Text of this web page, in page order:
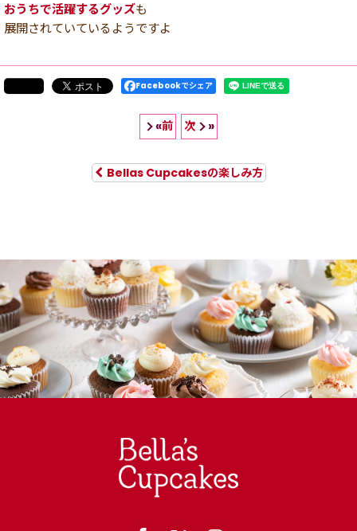
おうちで活躍するグッズも
展開されていているようですよ
Facebookでシェア
«前 次 »
Bellas Cupcakesの楽しみ方